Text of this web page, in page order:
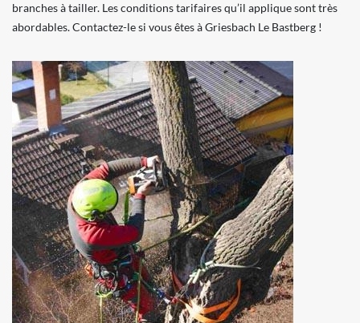
branches à tailler. Les conditions tarifaires qu’il applique sont très
abordables. Contactez-le si vous êtes à Griesbach Le Bastberg !